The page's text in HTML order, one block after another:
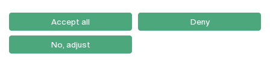
Como Chegar
Newsletter
Accept all Deny
No, adjust